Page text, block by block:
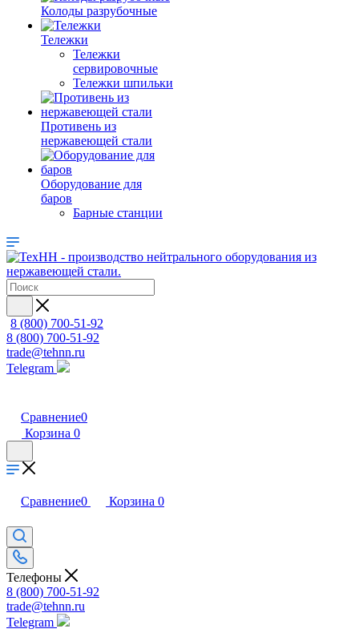
Колоды разрубочные
Тележки
Тележки
сервировочные
Тележки шпильки
Противень из
нержавеющей стали
Оборудование для
баров
Барные станции
8 (800) 700-51-92
8 (800) 700-51-92
trade@tehnn.ru
Telegram
Сравнение0
Корзина 0
Сравнение0 Корзина 0
Телефоны
8 (800) 700-51-92
trade@tehnn.ru
Telegram